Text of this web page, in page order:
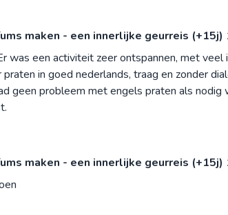
maken - een innerlijke geurreis (+15j)
was een activiteit zeer ontspannen, met
in goed nederlands, traag en zonder
geen probleem met engels praten als
maken - een innerlijke geurreis (+15j)